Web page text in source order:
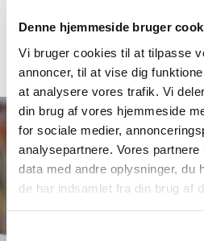
Denne hjemmeside bruger
Vi bruger cookies til at tilpasse
annoncer, til at vise dig
at analysere vores trafik. Vi
din brug af vores hjemmeside
for sociale medier,
analysepartnere. Vores
data med andre oplysninger, du
de har indsamlet fra din brug af
Samtykkevalg